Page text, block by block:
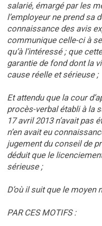
salarié, émargé par les
l’employeur ne prend sa
connaissance des avis
communique celle-ci à
qu’à l’intéressé ; que
garantie de fond dont la
cause réelle et sérieuse ;
Et attendu que la cour
procès-verbal établi à la
17 avril 2013 n’avait pas
n’en avait eu
jugement du conseil de
déduit que le
sérieuse ;
D’où il suit que le moyen
PAR CES MOTIFS :